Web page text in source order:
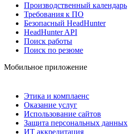
Производственный календарь
Требования к ПО
Безопасный HeadHunter
HeadHunter API
Поиск работы
Поиск по резюме
Мобильное приложение
Этика и комплаенс
Оказание услуг
Использование сайтов
Защита персональных данных
ИТ аккредитация